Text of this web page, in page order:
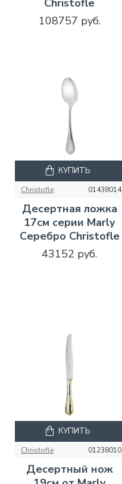
108757 руб.
Christofle 01438014
Десертная ложка
17см серии Marly
Серебро Christofle
43152 руб.
КУПИТЬ
Christofle 01238010
Десертный нож
КУПИТЬ